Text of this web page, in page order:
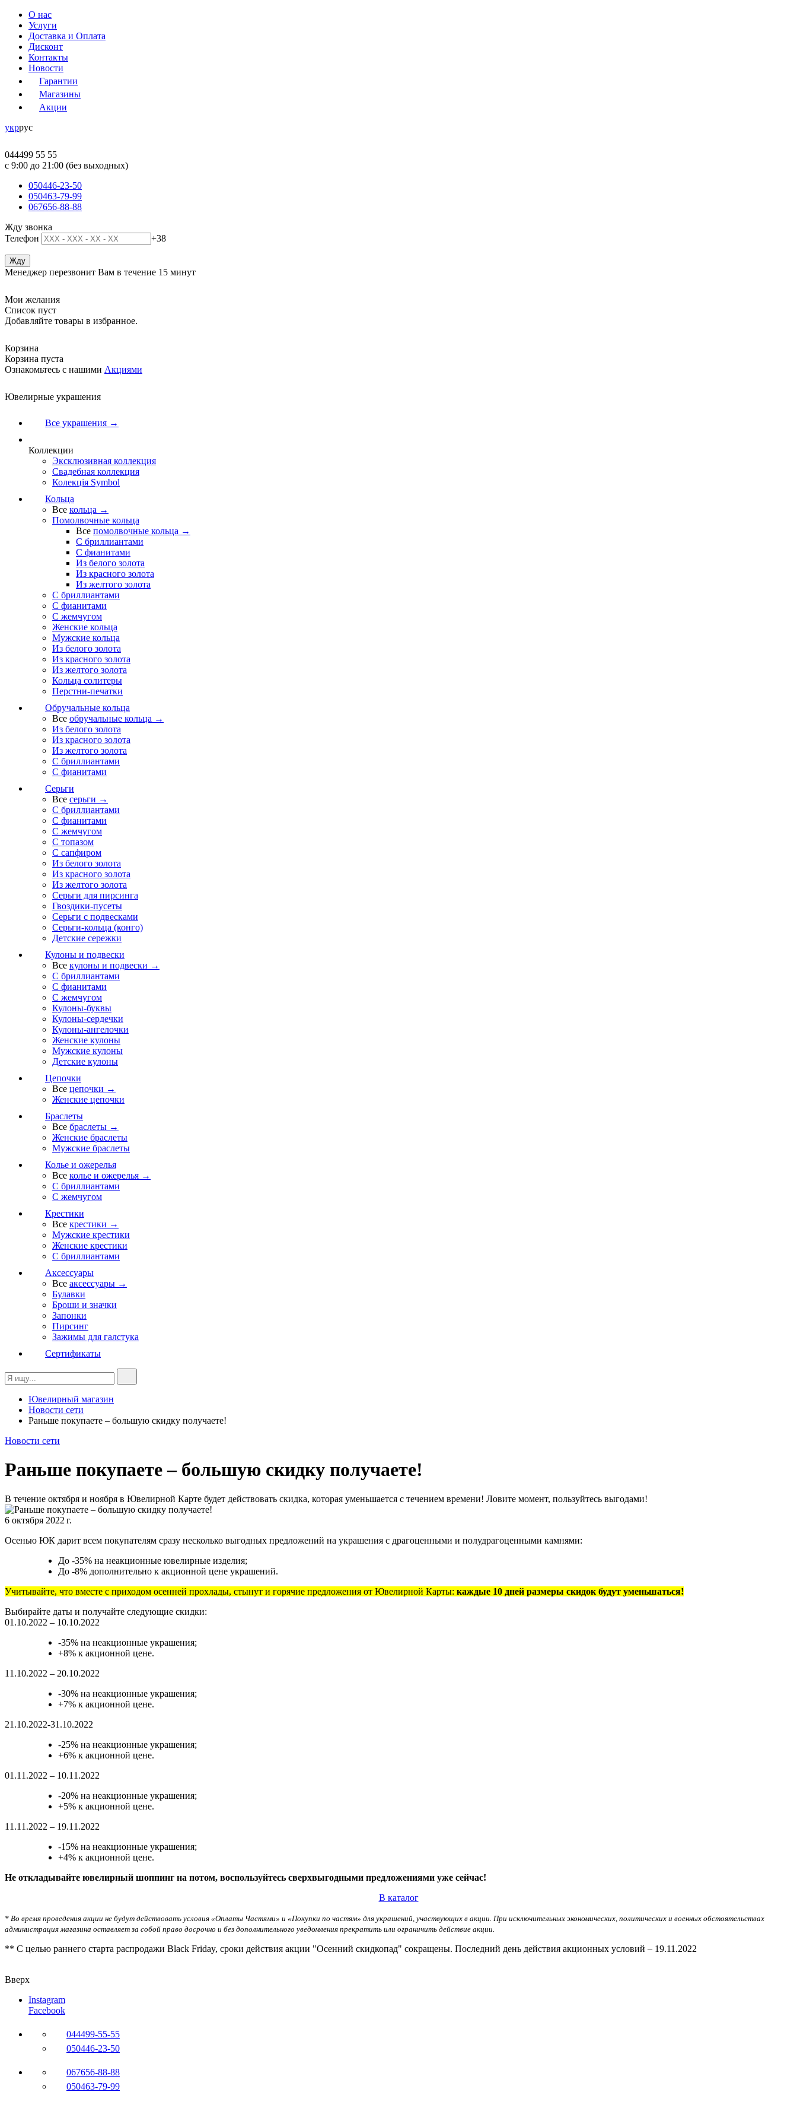
О нас
Услуги
Доставка и Оплата
Дисконт
Контакты
Новости
Гарантии
Магазины
Акции
укррус
044499 55 55
c 9:00 до 21:00 (без выходных)
050446-23-50
050463-79-99
067656-88-88
Жду звонка
Телефон
+38
Менеджер перезвонит Вам в течение 15 минут
Мои желания
Список пуст
Добавляйте товары в избранное.
Корзина
Корзина пуста
Ознакомьтесь с нашими Акциями
Ювелирные украшения
Все украшения →
Коллекции
Эксклюзивная коллекция
Свадебная коллекция
Колекція Symbol
Кольца
Все кольца →
Помолвочные кольца
Все помолвочные кольца →
С бриллиантами
С фианитами
Из белого золота
Из красного золота
Из желтого золота
С бриллиантами
С фианитами
С жемчугом
Женские кольца
Мужские кольца
Из белого золота
Из красного золота
Из желтого золота
Кольца солитеры
Перстни-печатки
Обручальные кольца
Все обручальные кольца →
Из белого золота
Из красного золота
Из желтого золота
С бриллиантами
С фианитами
Серьги
Все серьги →
С бриллиантами
С фианитами
С жемчугом
С топазом
С сапфиром
Из белого золота
Из красного золота
Из желтого золота
Серьги для пирсинга
Гвоздики-пусеты
Серьги с подвесками
Серьги-кольца (конго)
Детские сережки
Кулоны и подвески
Все кулоны и подвески →
С бриллиантами
С фианитами
С жемчугом
Кулоны-буквы
Кулоны-сердечки
Кулоны-ангелочки
Женские кулоны
Мужские кулоны
Детские кулоны
Цепочки
Все цепочки →
Женские цепочки
Браслеты
Все браслеты →
Женские браслеты
Мужские браслеты
Колье и ожерелья
Все колье и ожерелья →
С бриллиантами
С жемчугом
Крестики
Все крестики →
Мужские крестики
Женские крестики
С бриллиантами
Аксессуары
Все аксессуары →
Булавки
Броши и значки
Запонки
Пирсинг
Зажимы для галстука
Сертификаты
Ювелирный магазин
Новости сети
Раньше покупаете – большую скидку получаете!
Новости сети
Раньше покупаете – большую скидку получаете!
В течение октября и ноября в Ювелирной Карте будет действовать скидка, которая уменьшается с течением времени! Ловите момент, пользуйтесь выгодами!
6 октября 2022 г.
Осенью ЮК дарит всем покупателям сразу несколько выгодных предложений на украшения с драгоценными и полудрагоценными камнями:
До -35% на неакционные ювелирные изделия;
До -8% дополнительно к акционной цене украшений.
Учитывайте, что вместе с приходом осенней прохлады, стынут и горячие предложения от Ювелирной Карты: каждые 10 дней размеры скидок будут уменьшаться!
Выбирайте даты и получайте следующие скидки:
01.10.2022 – 10.10.2022
-35% на неакционные украшения;
+8% к акционной цене.
11.10.2022 – 20.10.2022
-30% на неакционные украшения;
+7% к акционной цене.
21.10.2022-31.10.2022
-25% на неакционные украшения;
+6% к акционной цене.
01.11.2022 – 10.11.2022
-20% на неакционные украшения;
+5% к акционной цене.
11.11.2022 – 19.11.2022
-15% на неакционные украшения;
+4% к акционной цене.
Не откладывайте ювелирный шоппинг на потом, воспользуйтесь сверхвыгодными предложениями уже сейчас!
В каталог
* Во время проведения акции не будут действовать условия «Оплаты Частями» и «Покупки по частям» для украшений, участвующих в акции. При исключительных экономических, политических и военных обстоятельствах
администрация магазина оставляет за собой право досрочно и без дополнительного уведомления прекратить или ограничить действие акции.
** С целью раннего старта распродажи Black Friday, сроки действия акции "Осенний скидкопад" сокращены. Последний день действия акционных условий – 19.11.2022
Вверх
Instagram
Facebook
044499-55-55
050446-23-50
067656-88-88
050463-79-99